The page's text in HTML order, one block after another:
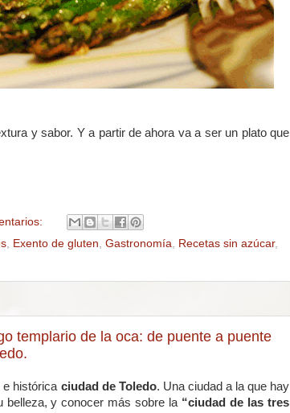
y sabor. Y a partir de ahora va a ser un plato que
, Exento de gluten, Gastronomía, Recetas sin azúcar,
templario de la oca: de puente a puente
e histórica ciudad de Toledo. Una ciudad a la que hay
belleza, y conocer más sobre la “ciudad de las tres